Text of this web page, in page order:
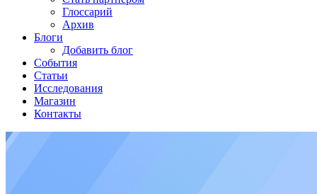
Глоссарий
Архив
Блоги
Добавить блог
События
Статьи
Исследования
Магазин
Контакты